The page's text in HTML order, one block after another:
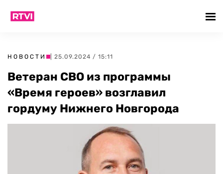
НОВОСТИ | 25.09.2024 / 15:11
Ветеран СВО из программы
«Время героев» возглавил
гордуму Нижнего Новгорода